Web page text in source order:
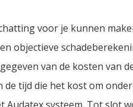
voor je kunnen
objectieve
van de kosten van
tijd die het kost om